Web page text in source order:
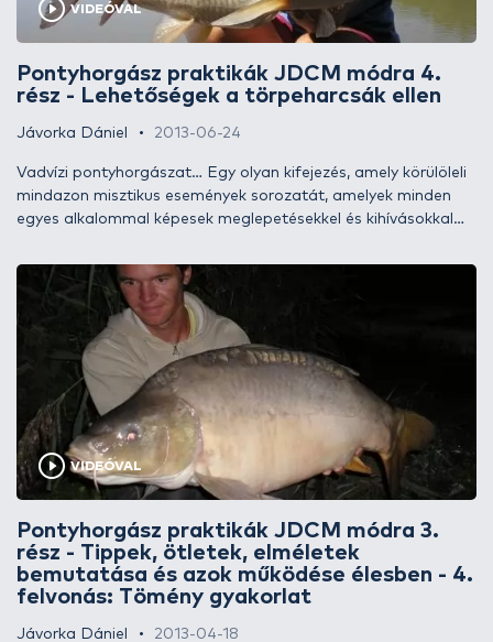
fogom összehasonlítani, számos - remélhetőleg - hasznos
információ kíséretében…
VIDEÓVAL
Pontyhorgász praktikák JDCM módra 4.
rész - Lehetőségek a törpeharcsák ellen
Jávorka Dániel 2013-06-24
Vadvízi pontyhorgászat… Egy olyan kifejezés, amely körülöleli
mindazon misztikus események sorozatát, amelyek minden
egyes alkalommal képesek meglepetésekkel és kihívásokkal
helyeken teljesen más atmoszféra veszi körül az embert, távol
a világtól, a civilizációtól időnként olyan csodák részesei
lehetünk, amelyet egyetlen intenzív vízen lebonyolított
horgászat sem képes megadni! Azonban sajnos gyakran
számolnunk kell azzal is, hogy a termetesebb halak kifogását
nem pusztán a kiszemelt helyszín adottságai, hanem az
„egyéb”, kisebb termetű, esetleg tájidegen halfajok jelenléte is
megnehezítheti. A törpeharcsák elszaporodása például
számos olyan gyönyörű vizünk sorsát keseríti meg, amelyek
egyébként messze földön híresek. De mégis, nem létezik
semmilyen „gyógyír” ezekre a kis ördögökre?! Dehogynem!
Ilyen praktikák bemutatásával szeretnék segítséget nyújtani a
tisztelt érdeklődőknek cikksorozatom negyedik epizódjában…
VIDEÓVAL
Pontyhorgász praktikák JDCM módra 3.
rész - Tippek, ötletek, elméletek
bemutatása és azok működése élesben - 4.
felvonás: Tömény gyakorlat
Jávorka Dániel 2013-04-18